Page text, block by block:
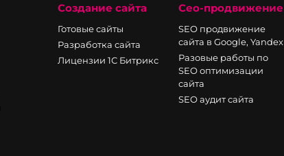
Создание сайта
Готовые сайты
Разработка сайта
Лицензии 1С Битрикс
Сео-продвижение
SEO продвижение
сайта в Google, Yandex
Разовые работы по
SEO оптимизации
сайта
SEO аудит сайта